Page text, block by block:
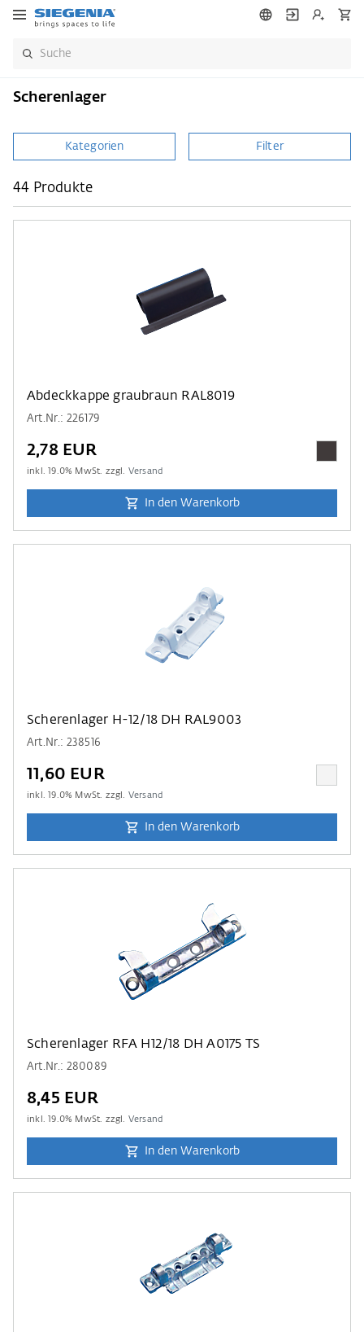
Scherenlager
Kategorien Filter
44 Produkte
Abdeckkappe graubraun RAL8019
Art.Nr.: 226179
2,78 EUR
inkl.19.0% MwSt. zzgl. Versand
In den Warenkorb
Scherenlager H-12/18 DH RAL9003
Art.Nr.: 238516
11,60 EUR
inkl.19.0% MwSt. zzgl. Versand
In den Warenkorb
Scherenlager RFA H12/18 DH A0175 TS
Art.Nr.: 280089
8,45 EUR
inkl.19.0% MwSt. zzgl. Versand
In den Warenkorb